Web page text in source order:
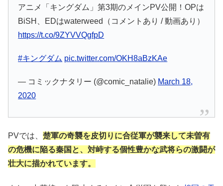
アニメ「キングダム」第3期のメインPV公開！OPは
BiSH、EDはwaterweed（コメントあり / 動画あり）
https://t.co/9ZYVVQgfpD
#キングダム pic.twitter.com/OKH8aBzKAe
— コミックナタリー (@comic_natalie) March 18,
2020
PVでは、 楚軍の奇襲を皮切りに合従軍が襲来して未曽有
の危機に陥る秦国と、対峙する個性豊かな武将らの激闘が
壮大に描かれています。